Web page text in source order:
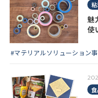
魅
使
#マテリアルソリューション